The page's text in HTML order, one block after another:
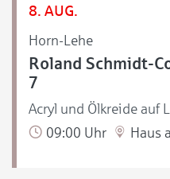
8. AUG.
Horn-Lehe
Roland Schmidt-
7
Acryl und Ölkreide auf
09:00 Uhr
Haus